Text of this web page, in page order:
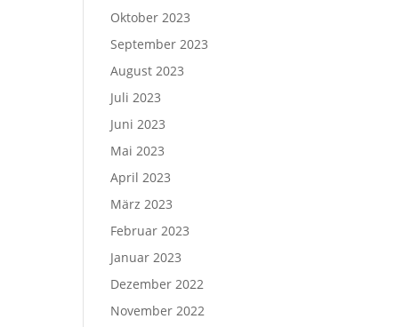
Oktober 2023
September 2023
August 2023
Juli 2023
Juni 2023
Mai 2023
April 2023
März 2023
Februar 2023
Januar 2023
Dezember 2022
November 2022